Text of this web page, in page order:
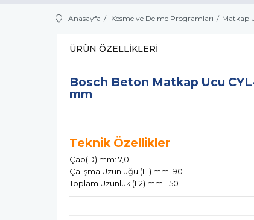
Anasayfa Kesme ve Delme Programları Matkap
ÜRÜN ÖZELLIKLERI
Bosch Beton Matkap Ucu
mm
Teknik Özellikler
Çap(D) mm: 7,0
Çalışma Uzunluğu (L1) mm: 90
Toplam Uzunluk (L2) mm: 150